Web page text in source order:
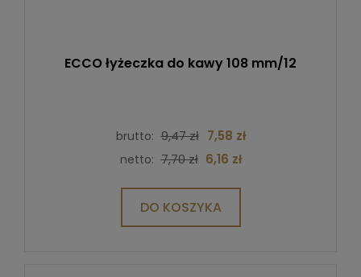
ECCO łyżeczka do kawy 108 mm/12
brutto: 9,47 zł 7,58 zł
netto: 7,70 zł 6,16 zł
DO KOSZYKA